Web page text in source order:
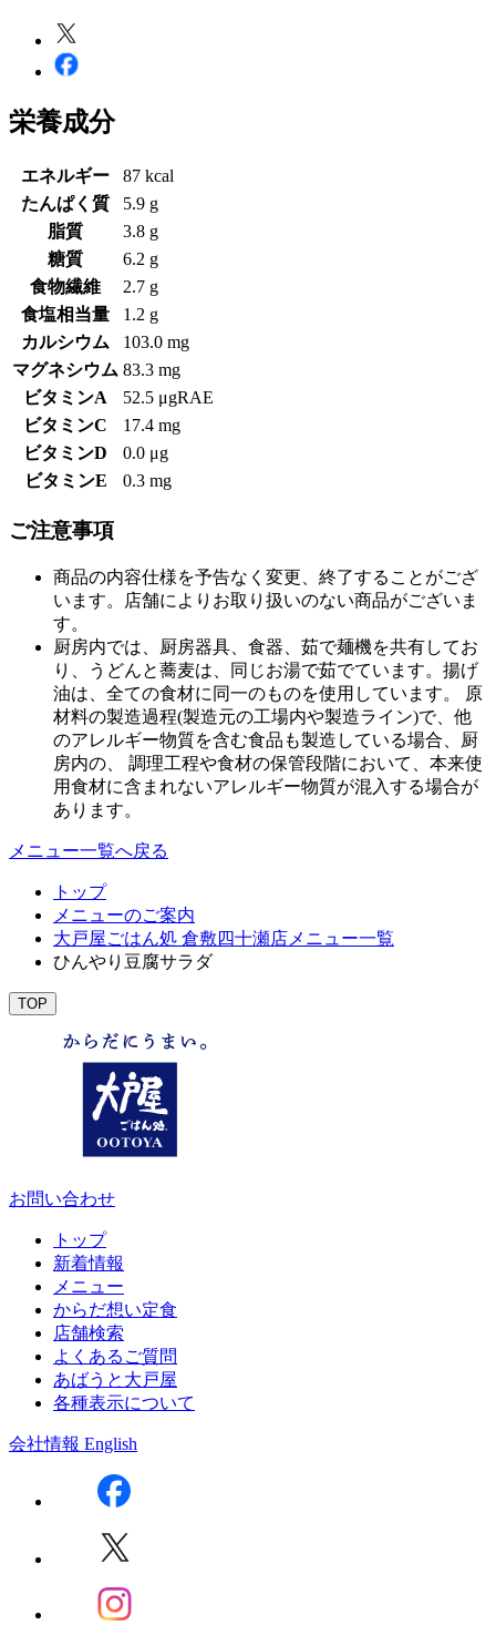
栄養成分
エネルギー
87 kcal
たんぱく質
5.9 g
脂質
3.8 g
糖質
6.2 g
食物繊維
2.7 g
食塩相当量
1.2 g
カルシウム
103.0 mg
マグネシウム 83.3 mg
ビタミンA
52.5 μgRAE
ビタミンC
17.4 mg
ビタミンD
0.0 μg
ビタミンE
0.3 mg
ご注意事項
商品の内容仕様を予告なく変更、終了することがござ
います。店舗によりお取り扱いのない商品がございま
す。
厨房内では、厨房器具、食器、茹で麺機を共有してお
り、うどんと蕎麦は、同じお湯で茹でています。揚げ
油は、全ての食材に同一のものを使用しています。 原
材料の製造過程(製造元の工場内や製造ライン)で、他
のアレルギー物質を含む食品も製造している場合、厨
房内の、 調理工程や食材の保管段階において、本来使
用食材に含まれないアレルギー物質が混入する場合が
あります。
メニュー一覧へ戻る
トップ
メニューのご案内
大戸屋ごはん処 倉敷四十瀬店メニュー一覧
ひんやり豆腐サラダ
TOP
お問い合わせ
トップ
新着情報
メニュー
からだ想い定食
店舗検索
よくあるご質問
あばうと大戸屋
各種表示について
会社情報 English